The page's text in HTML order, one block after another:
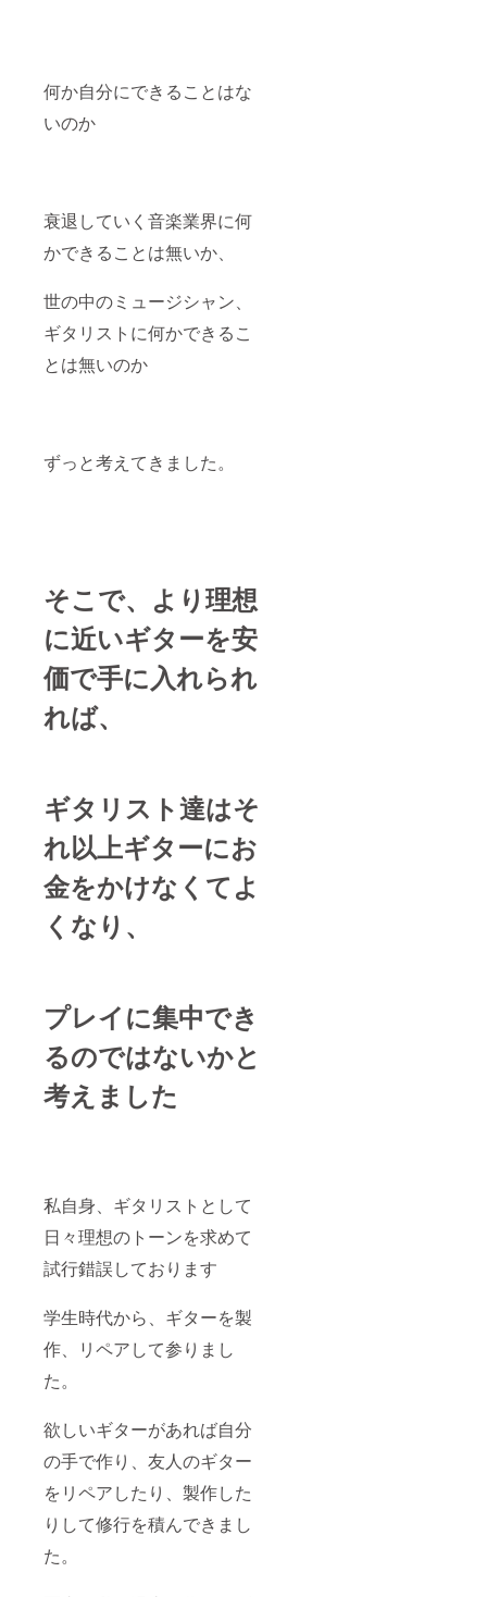
何か自分にできることはな
いのか
衰退していく音楽業界に何
かできることは無いか、
世の中のミュージシャン、
ギタリストに何かできるこ
とは無いのか
ずっと考えてきました。
そこで、より理想
に近いギターを安
価で手に入れられ
れば、
ギタリスト達はそ
れ以上ギターにお
金をかけなくてよ
くなり、
プレイに集中でき
るのではないかと
考えました
私自身、ギタリストとして
日々理想のトーンを求めて
試行錯誤しております
学生時代から、ギターを製
作、リペアして参りまし
た。
欲しいギターがあれば自分
の手で作り、友人のギター
をリペアしたり、製作した
りして修行を積んできまし
た。